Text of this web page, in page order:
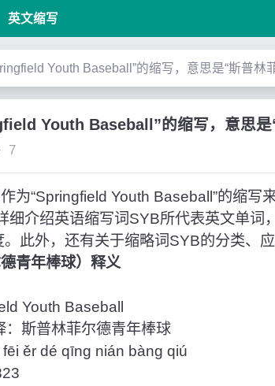
英文缩写
Youth Baseball”的缩写，意思是“斯普林
Youth Baseball”的缩写，意思是
7
为“Springfield Youth Baseball”的缩写
细介绍英语缩写词SYB所代表英文单词
此外，还有关于缩略词SYB的分类、
青年棒球）释义
Youth Baseball
：斯普林菲尔德青年棒球
ěr dé qīng nián bàng qiú